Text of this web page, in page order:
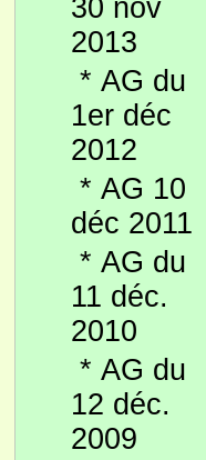
30 nov
2013
* AG du
1er déc
2012
* AG 10
déc 2011
* AG du
11 déc.
2010
* AG du
12 déc.
2009